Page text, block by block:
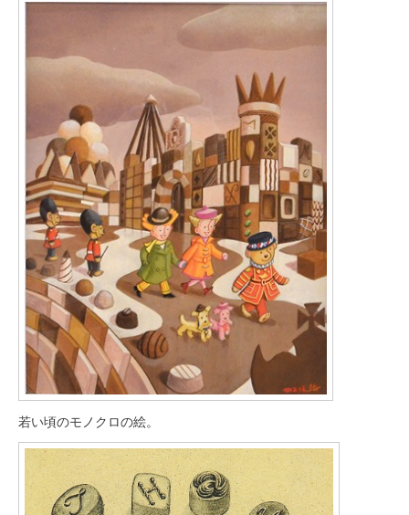
若い頃のモノクロの絵。